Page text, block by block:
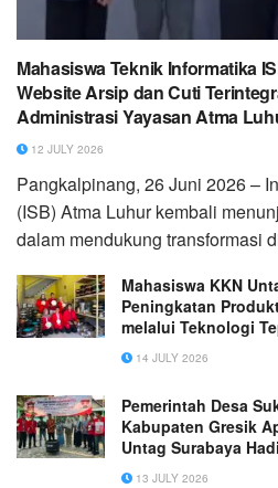
Mahasiswa Teknik Informatika
Website Arsip dan Cuti
Administrasi Yayasan Atma
12 JULY 2026
Pangkalpinang, 26 Juni 2026 –
(ISB) Atma Luhur kembali
dalam mendukung transformasi
Mahasiswa KKN
Peningkatan
melalui Teknologi
14 JULY 2026
Pemerintah Desa
Kabupaten Gresik
Untag Surabaya
Sampah Tepat Guna
13 JULY 2026